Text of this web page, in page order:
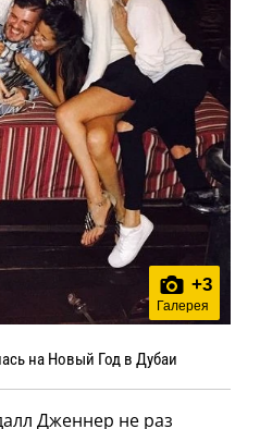
+3
Галерея
на Новый Год в Дубаи
Дженнер не раз